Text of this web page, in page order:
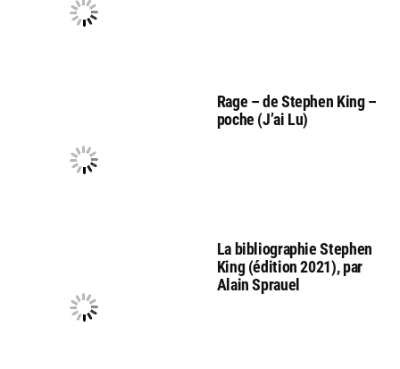
Rage – de Stephen King –
poche (J’ai Lu)
La bibliographie Stephen
King (édition 2021), par
Alain Sprauel